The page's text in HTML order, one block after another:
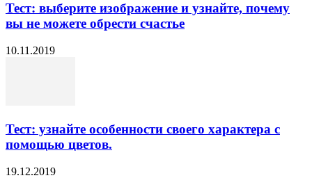
Тест: выберите изображение и узнайте, почему
вы не можете обрести счастье
10.11.2019
Тест: узнайте особенности своего характера с
помощью цветов.
19.12.2019